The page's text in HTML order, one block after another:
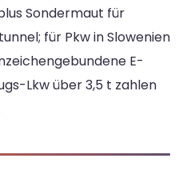
Sondermaut für
für Pkw in Slowenien
E-
Lkw über 3,5 t zahlen